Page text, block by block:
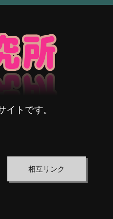
トです。
相互リンク